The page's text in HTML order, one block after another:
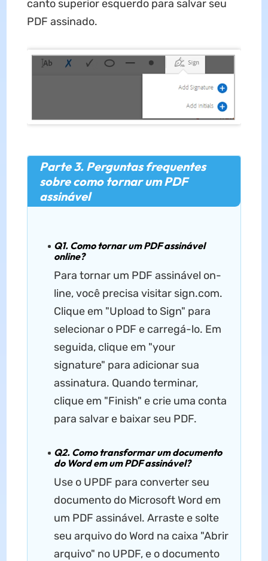
canto superior esquerdo para salvar seu
PDF assinado.
Parte 3. Perguntas frequentes
sobre como tornar um PDF
assinável
Q1. Como tornar um PDF assinável
online?
Para tornar um PDF assinável on-
line, você precisa visitar sign.com.
Clique em "Upload to Sign" para
selecionar o PDF e carregá-lo. Em
seguida, clique em "your
signature" para adicionar sua
assinatura. Quando terminar,
clique em "Finish" e crie uma conta
para salvar e baixar seu PDF.
Q2. Como transformar um documento
do Word em um PDF assinável?
Use o UPDF para converter seu
documento do Microsoft Word em
um PDF assinável. Arraste e solte
seu arquivo do Word na caixa "Abrir
arquivo" no UPDF, e o documento